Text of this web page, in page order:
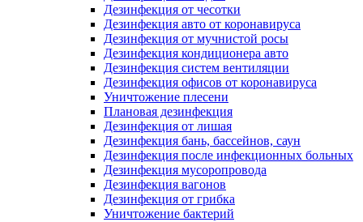
Дезинфекция от чесотки
Дезинфекция авто от коронавируса
Дезинфекция от мучнистой росы
Дезинфекция кондиционера авто
Дезинфекция систем вентиляции
Дезинфекция офисов от коронавируса
Уничтожение плесени
Плановая дезинфекция
Дезинфекция от лишая
Дезинфекция бань, бассейнов, саун
Дезинфекция после инфекционных больных
Дезинфекция мусоропровода
Дезинфекция вагонов
Дезинфекция от грибка
Уничтожение бактерий